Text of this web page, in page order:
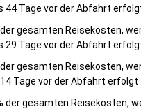
44 Tage vor der Abfahrt
der gesamten Reisekosten,
29 Tage vor der Abfahrt
der gesamten Reisekosten,
Tage vor der Abfahrt erfolgt
der gesamten Reisekosten,